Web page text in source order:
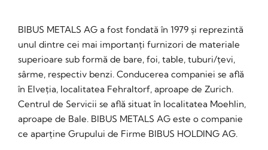
BIBUS METALS AG a fost fondată în 1979 și reprezintă
unul dintre cei mai importanți furnizori de materiale
superioare sub formă de bare, foi, table, tuburi/țevi,
sârme, respectiv benzi. Conducerea companiei se află
în Elveția, localitatea Fehraltorf, aproape de Zurich.
Centrul de Servicii se află situat în localitatea Moehlin,
aproape de Bale. BIBUS METALS AG este o companie
ce aparține Grupului de Firme BIBUS HOLDING AG.